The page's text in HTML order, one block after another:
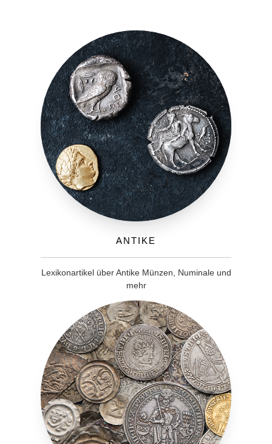
Antike
Lexikonartikel über Antike Münzen, Numinale und
mehr